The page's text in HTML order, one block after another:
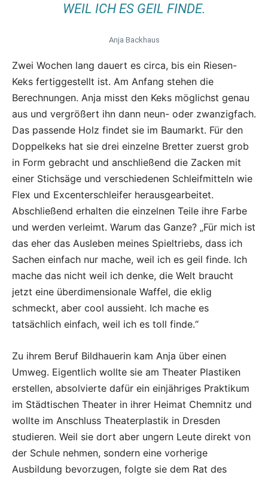
WEIL ICH ES GEIL FINDE.
Anja Backhaus
Zwei Wochen lang dauert es circa, bis ein Riesen-
Keks fertiggestellt ist. Am Anfang stehen die
Berechnungen. Anja misst den Keks möglichst genau
aus und vergrößert ihn dann neun- oder zwanzigfach.
Das passende Holz findet sie im Baumarkt. Für den
Doppelkeks hat sie drei einzelne Bretter zuerst grob
in Form gebracht und anschließend die Zacken mit
einer Stichsäge und verschiedenen Schleifmitteln wie
Flex und Excenterschleifer herausgearbeitet.
Abschließend erhalten die einzelnen Teile ihre Farbe
und werden verleimt. Warum das Ganze? „Für mich ist
das eher das Ausleben meines Spieltriebs, dass ich
Sachen einfach nur mache, weil ich es geil finde. Ich
mache das nicht weil ich denke, die Welt braucht
jetzt eine überdimensionale Waffel, die eklig
schmeckt, aber cool aussieht. Ich mache es
tatsächlich einfach, weil ich es toll finde.“
Zu ihrem Beruf Bildhauerin kam Anja über einen
Umweg. Eigentlich wollte sie am Theater Plastiken
erstellen, absolvierte dafür ein einjähriges Praktikum
im Städtischen Theater in ihrer Heimat Chemnitz und
wollte im Anschluss Theaterplastik in Dresden
studieren. Weil sie dort aber ungern Leute direkt von
der Schule nehmen, sondern eine vorherige
Ausbildung bevorzugen, folgte sie dem Rat des